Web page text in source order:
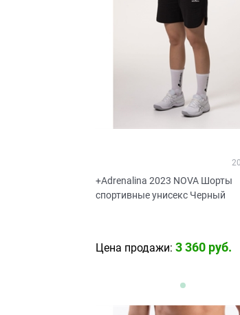
+Adrenalina 2023 NOVA Шорты
спортивные унисекс Черный
Цена продажи: 3 360 руб.